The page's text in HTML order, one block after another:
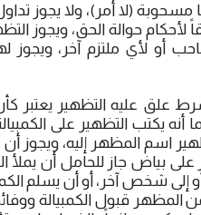
(لا أمر)، ولا يجوز
لأحكام حوالة الحق، ويجوز
أو لأي ملتزم آخر، ويجوز
عليه التظهير يعتبر كأن
يكتب التظهير على
اسم المظهر إليه، ويجوز
بياض جاز للحامل أن يملأ
شخص آخر، أو أن يسلم
قبول الكمبيالة